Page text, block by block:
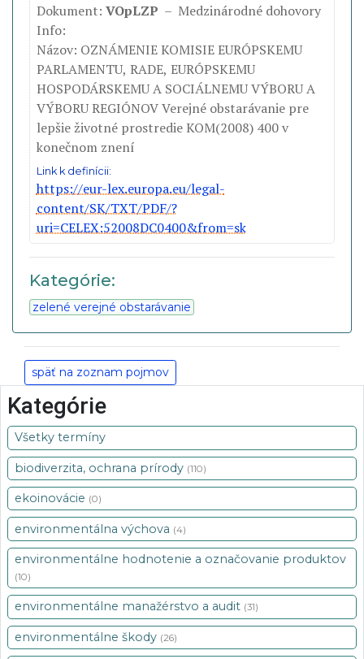
Dokument: VOpLZP
– Medzinárodné dohovory
Info:
Názov: OZNÁMENIE KOMISIE EURÓPSKEMU
PARLAMENTU, RADE, EURÓPSKEMU
HOSPODÁRSKEMU A SOCIÁLNEMU VÝBORU A
VÝBORU REGIÓNOV Verejné obstarávanie pre
lepšie životné prostredie KOM(2008) 400 v
konečnom znení
Link k definícii:
https://eur-lex.europa.eu/legal-
content/SK/TXT/PDF/?
uri=CELEX:52008DC0400&from=sk
Kategórie:
zelené verejné obstarávanie
späť na zoznam pojmov
Kategórie
Všetky termíny
biodiverzita, ochrana prírody (110)
ekoinovácie (0)
environmentálna výchova (4)
environmentálne hodnotenie a označovanie produktov
(10)
environmentálne manažérstvo a audit (31)
environmentálne škody (26)